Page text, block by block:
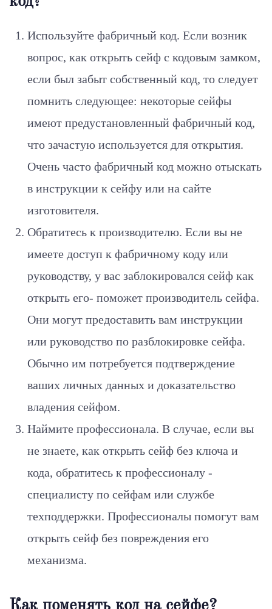
Используйте фабричный код. Если возник
вопрос, как открыть сейф с кодовым замком,
если был забыт собственный код, то следует
помнить следующее: некоторые сейфы
имеют предустановленный фабричный код,
что зачастую используется для открытия.
Очень часто фабричный код можно отыскать
в инструкции к сейфу или на сайте
изготовителя.
Обратитесь к производителю. Если вы не
имеете доступ к фабричному коду или
руководству, у вас заблокировался сейф как
открыть его- поможет производитель сейфа.
Они могут предоставить вам инструкции
или руководство по разблокировке сейфа.
Обычно им потребуется подтверждение
ваших личных данных и доказательство
владения сейфом.
Наймите профессионала. В случае, если вы
не знаете, как открыть сейф без ключа и
кода, обратитесь к профессионалу -
специалисту по сейфам или службе
техподдержки. Профессионалы помогут вам
открыть сейф без повреждения его
механизма.
Как поменять код на сейфе?